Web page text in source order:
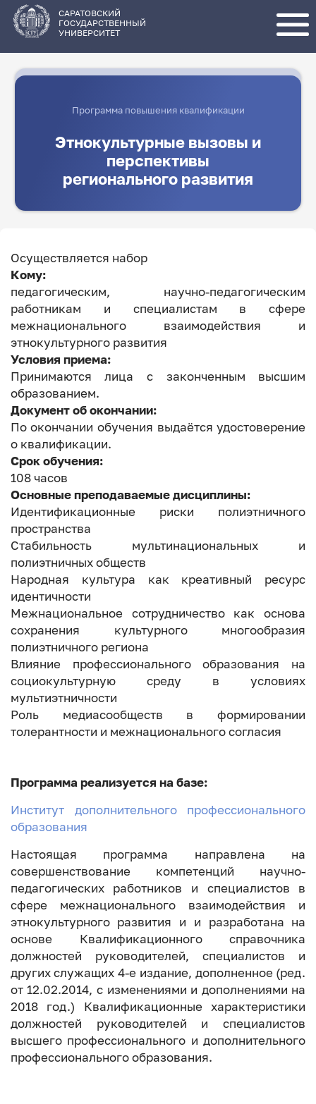
основному
содержанию
САРАТОВСКИЙ
ГОСУДАРСТВЕННЫЙ
УНИВЕРСИТЕТ
Программа повышения квалификации
Этнокультурные вызовы и
перспективы
регионального развития
Осуществляется набор
Кому:
педагогическим, научно-педагогическим
работникам и специалистам в сфере
межнационального взаимодействия и
этнокультурного развития
Условия приема:
Принимаются лица с законченным высшим
образованием.
Документ об окончании:
По окончании обучения выдаётся удостоверение
о квалификации.
Срок обучения:
108 часов
Основные преподаваемые дисциплины:
Идентификационные риски полиэтничного
пространства
Стабильность мультинациональных и
полиэтничных обществ
Народная культура как креативный ресурс
идентичности
Межнациональное сотрудничество как основа
сохранения культурного многообразия
полиэтничного региона
Влияние профессионального образования на
социокультурную среду в условиях
мультиэтничности
Роль медиасообществ в формировании
толерантности и межнационального согласия
Программа реализуется на базе:
Институт дополнительного профессионального
образования
Настоящая программа направлена на
совершенствование компетенций научно-
педагогических работников и специалистов в
сфере межнационального взаимодействия и
этнокультурного развития и и разработана на
основе Квалификационного справочника
должностей руководителей, специалистов и
других служащих 4-е издание, дополненное (ред.
от 12.02.2014, с изменениями и дополнениями на
2018 год.) Квалификационные характеристики
должностей руководителей и специалистов
высшего профессионального и дополнительного
профессионального образования.